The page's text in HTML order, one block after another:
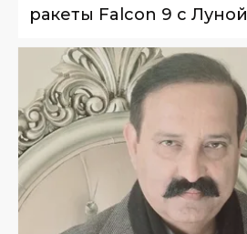
ракеты Falcon 9 с Луной